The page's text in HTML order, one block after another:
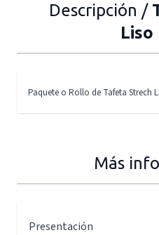
Descripción /
Liso
Paquete o Rollo de Tafeta Strech
Más
Presentación